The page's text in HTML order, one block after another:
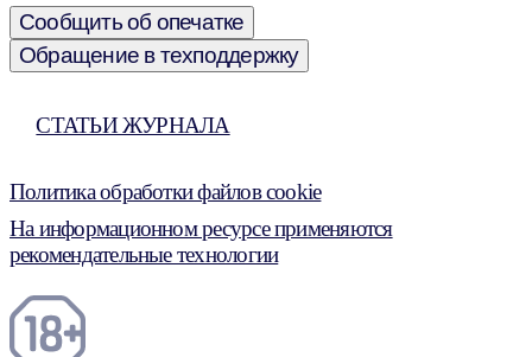
Сообщить об опечатке
Обращение в техподдержку
СТАТЬИ ЖУРНАЛА
Политика обработки файлов cookie
На информационном ресурсе применяются
рекомендательные технологии